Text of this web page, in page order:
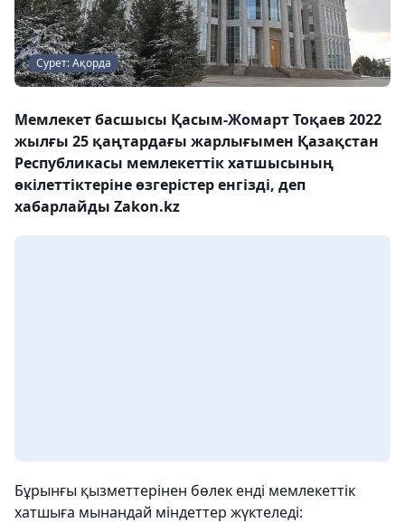
Сурет: Ақорда
Мемлекет басшысы Қасым-Жомарт Тоқаев 2022
жылғы 25 қаңтардағы жарлығымен Қазақстан
Республикасы мемлекеттік хатшысының
өкілеттіктеріне өзгерістер енгізді, деп
хабарлайды Zakon.kz
Бұрынғы қызметтерінен бөлек енді мемлекеттік
хатшыға мынандай міндеттер жүктеледі: